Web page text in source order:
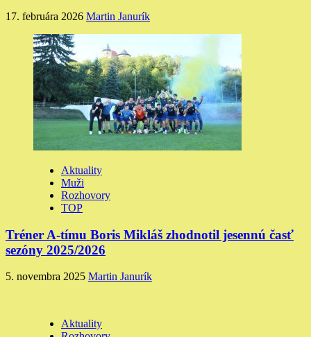
17. februára 2026 Martin Janurík
Aktuality
Muži
Rozhovory
TOP
Tréner A-tímu Boris Mikláš zhodnotil jesennú časť
sezóny 2025/2026
5. novembra 2025 Martin Janurík
Aktuality